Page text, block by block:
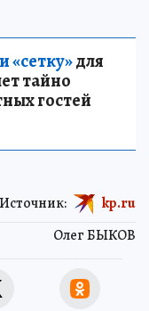
«сетку»для
тайно
гостей
Олег БЫКОВ
Источник: kp.ru